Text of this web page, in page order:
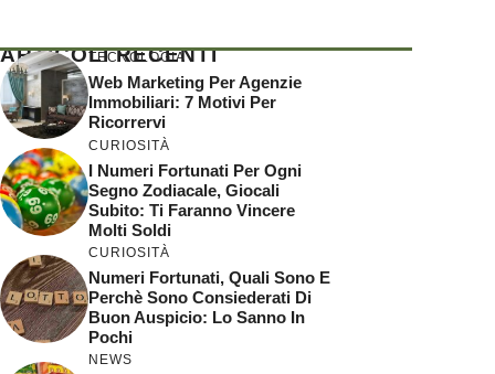
ARTICOLI RECENTI
TECNOLOGIA
Web Marketing Per Agenzie
Immobiliari: 7 Motivi Per
Ricorrervi
CURIOSITÀ
I Numeri Fortunati Per Ogni
Segno Zodiacale, Giocali
Subito: Ti Faranno Vincere
Molti Soldi
CURIOSITÀ
Numeri Fortunati, Quali Sono E
Perchè Sono Consiederati Di
Buon Auspicio: Lo Sanno In
Pochi
NEWS